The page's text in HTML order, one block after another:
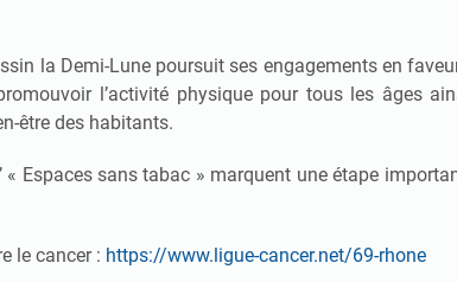
la Demi-Lune poursuit ses engagements en
l’activité physique pour tous les âges
être des habitants.
Espaces sans tabac » marquent une étape
le cancer : https://www.ligue-cancer.net/69-rhone